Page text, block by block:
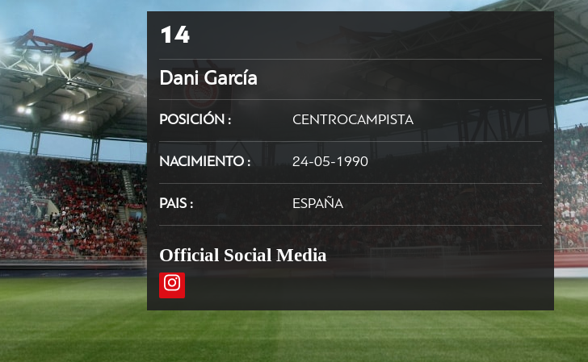
14
Dani García
POSICIÓN CENTROCAMPISTA
NACIMIENTO 24-05-1990
PAIS ESPAÑA
Official Social Media